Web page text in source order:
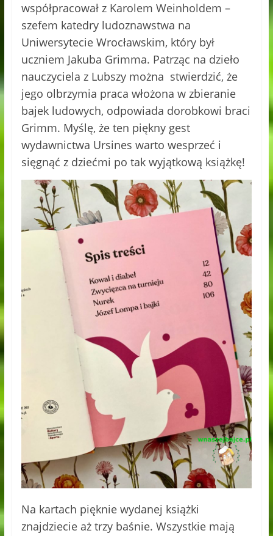
współpracował z Karolem Weinholdem –
szefem katedry ludoznawstwa na
Uniwersytecie Wrocławskim, który był
uczniem Jakuba Grimma. Patrząc na dzieło
nauczyciela z Lubszy można stwierdzić, że
jego olbrzymia praca włożona w zbieranie
bajek ludowych, odpowiada dorobkowi braci
Grimm. Myślę, że ten piękny gest
wydawnictwa Ursines warto wesprzeć i
sięgnąć z dziećmi po tak wyjątkową książkę!
Na kartach pięknie wydanej książki
znajdziecie aż trzy baśnie. Wszystkie mają